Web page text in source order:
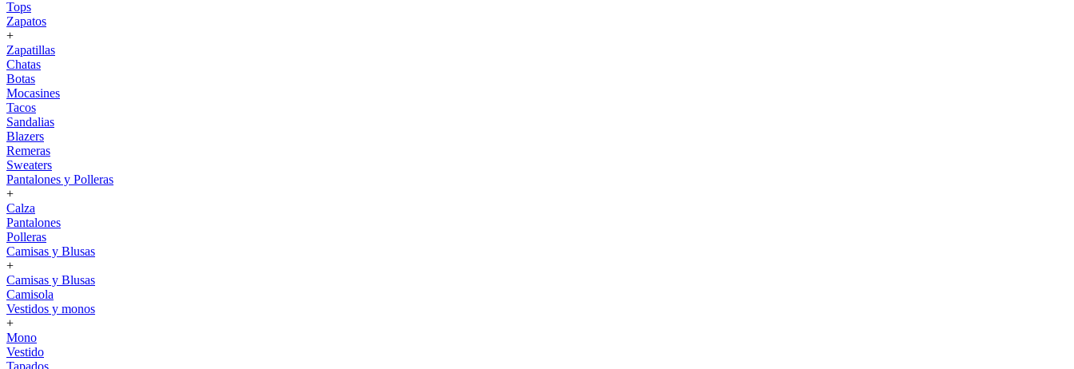
Tops
Zapatos
+
Zapatillas
Chatas
Botas
Mocasines
Tacos
Sandalias
Blazers
Remeras
Sweaters
Pantalones y Polleras
+
Calza
Pantalones
Polleras
Camisas y Blusas
+
Camisas y Blusas
Camisola
Vestidos y monos
+
Mono
Vestido
Tapados